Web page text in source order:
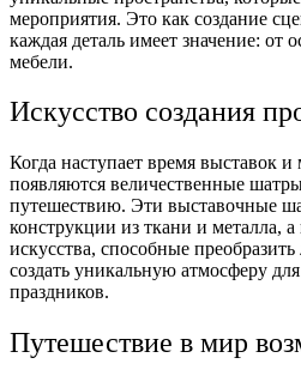
мероприятия. Это как создание
каждая деталь имеет значение: от
мебели.
Искусство создания
Когда наступает время выставок
появляются величественные
путешествию. Эти выставочные
конструкции из ткани и металла,
искусства, способные
создать уникальную атмосферу
праздников.
Путешествие в мир